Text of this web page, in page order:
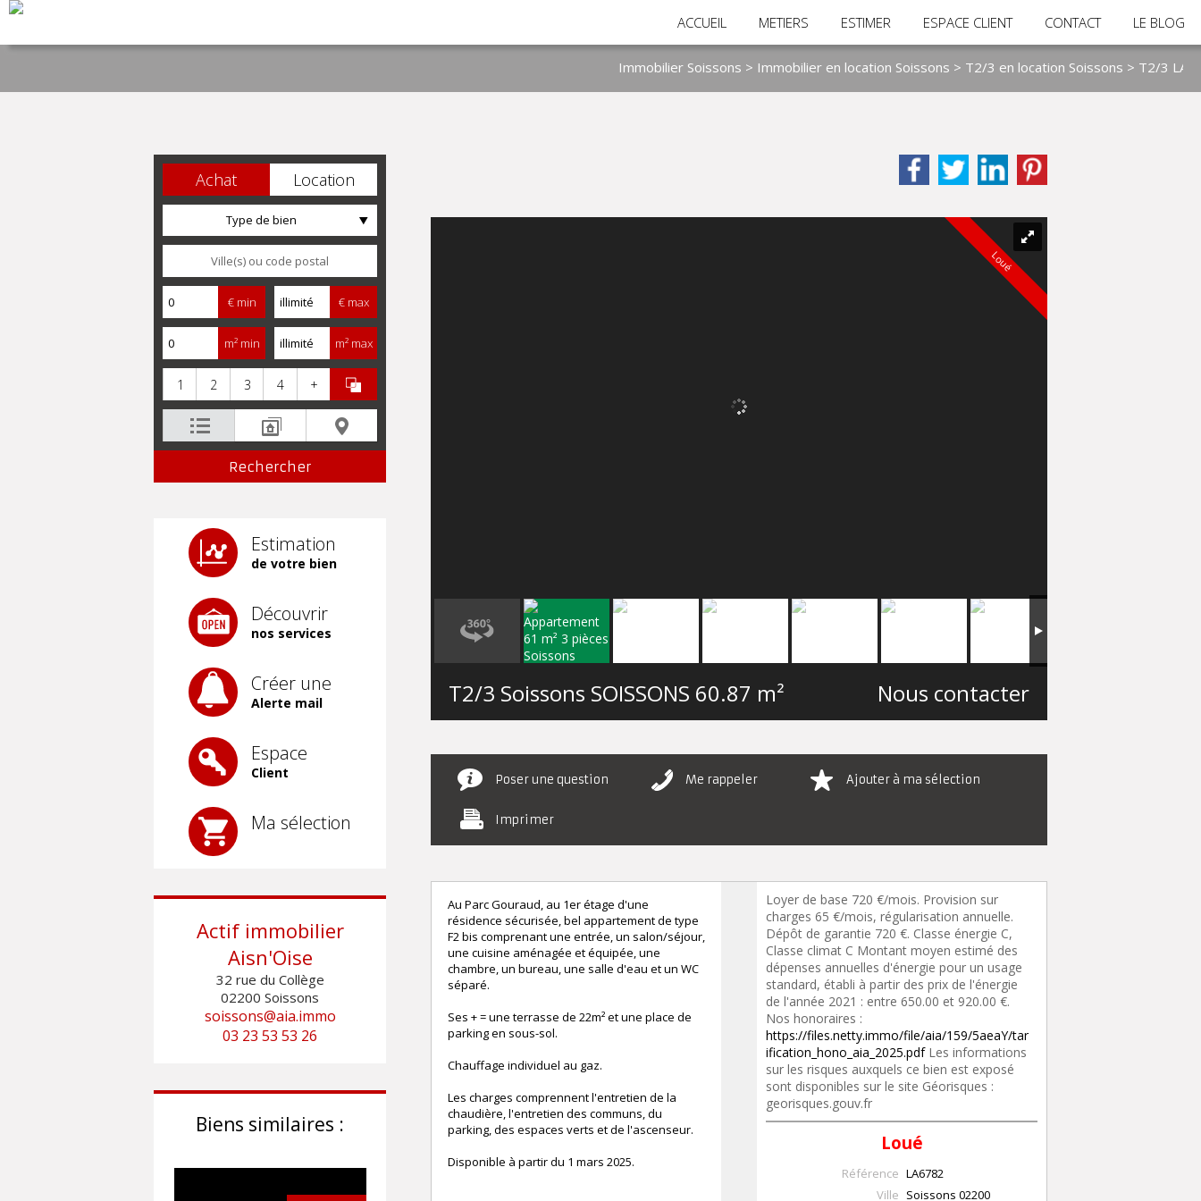
ACCUEIL METIERS ESTIMER ESPACE CLIENT CONTACT LE BLOG
Immobilier Soissons > Immobilier en location Soissons > T2/3 en location Soissons > T2/3
Achat Location
Type de bien
€ min € max
m² min m² max
1 2 3 4 +
Estimation
de votre bien
Découvrir
nos services
Créer une
Alerte mail
Espace
Client
Ma sélection
Actif immobilier
Aisn'Oise
32 rue du Collège
02200 Soissons
soissons@aia.immo
03 23 53 53 26
Biens similaires :
Loué
T2/3 Soissons SOISSONS 60.87 m² Nous contacter
Poser une question Me rappeler Ajouter à ma sélection
Imprimer
Au Parc Gouraud, au 1er étage d'une
résidence sécurisée, bel appartement de type
F2 bis comprenant une entrée, un salon/séjour,
une cuisine aménagée et équipée, une
chambre, un bureau, une salle d'eau et un WC
séparé.
Ses + = une terrasse de 22m² et une place de
parking en sous-sol.
Chauffage individuel au gaz.
Les charges comprennent l'entretien de la
chaudière, l'entretien des communs, du
parking, des espaces verts et de l'ascenseur.
Disponible à partir du 1 mars 2025.
Loyer de base 720 €/mois. Provision sur
charges 65 €/mois, régularisation annuelle.
Dépôt de garantie 720 €. Classe énergie C,
Classe climat C Montant moyen estimé des
dépenses annuelles d'énergie pour un usage
standard, établi à partir des prix de l'énergie
de l'année 2021 : entre 650.00 et 920.00 €.
Nos honoraires :
https://files.netty.immo/file/aia/159/5aeaY/tar
ification_hono_aia_2025.pdfLes informations
sur les risques auxquels ce bien est exposé
sont disponibles sur le site Géorisques :
georisques.gouv.fr
Loué
Référence LA6782
Ville Soissons 02200